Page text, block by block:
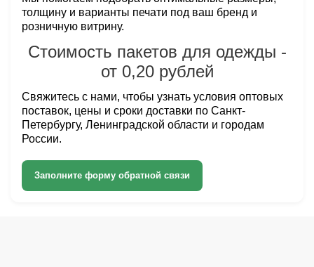
толщину и варианты печати под ваш бренд и
розничную витрину.
Стоимость пакетов для одежды -
от 0,20 рублей
Свяжитесь с нами, чтобы узнать условия оптовых
поставок, цены и сроки доставки по Санкт-
Петербургу, Ленинградской области и городам
России.
Заполните форму обратной связи